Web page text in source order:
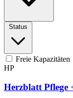
Status
Freie Kapazitäten
HP
Herzblatt Pflege